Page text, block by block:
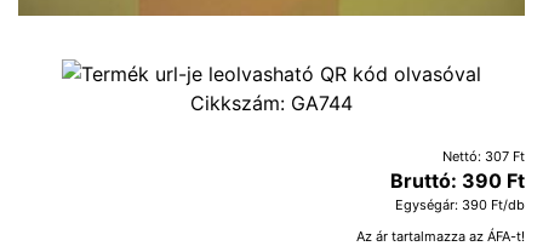
Cikkszám: GA744
Nettó: 307 Ft
Bruttó: 390 Ft
Egységár: 390 Ft/db
Az ár tartalmazza az ÁFA-t!